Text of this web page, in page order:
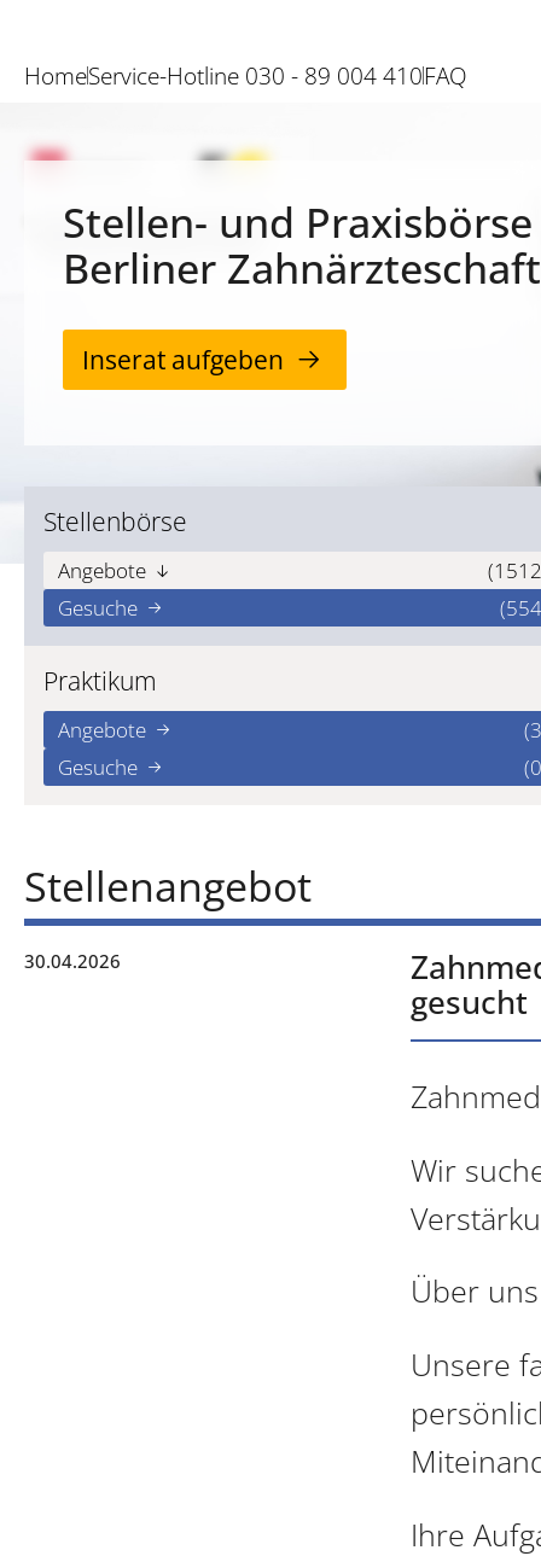
HomeService-Hotline 030 - 89 004 410FAQ
Stellen- und
Berliner Zahnärzteschaft
Inserat aufgeben
Stellenbörse
Angebote
Gesuche
Praktikum
Angebote
Gesuche
Stellenangebot
30.04.2026
gesucht
Wir
Über
Unsere
Ihre